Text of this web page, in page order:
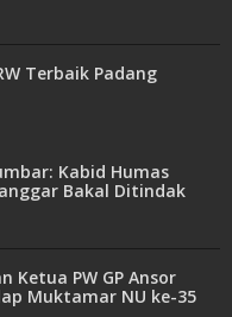
Terbaik Padang
Kabid Humas
Bakal Ditindak
Ketua PW GP Ansor
Muktamar NU ke-35